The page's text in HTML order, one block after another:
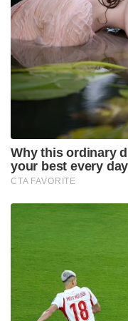
‘കാമുകനാണെന്ന്
നിങ്ങളുടെ
അനുമാനങ്ങൾ
സിനിമകളേയും
കുറിച്ചു
ആശീർവാദ്
പെരുമ്പാവൂരാണ്
ഗീത് പ്രതാപ്
താരങ്ങൾ.